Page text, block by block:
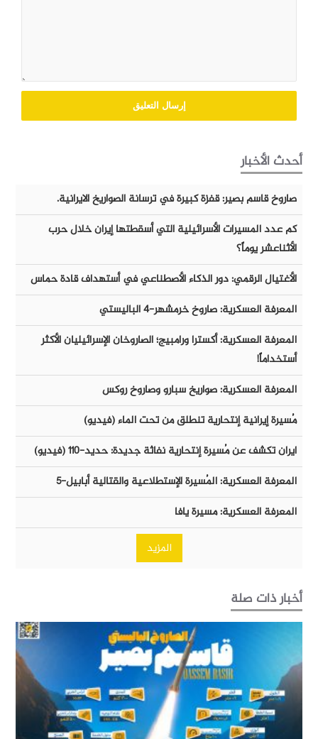
أحدث الأخبار
صاروخ قاسم بصير: قفزة كبيرة في ترسانة الصواريخ الايرانية.
كم عدد المسيرات الأسرائيلية التي أسقطتها إيران خلال حرب
الأثناعشر يوماً؟
الأغتيال الرقمي: دور الذكاء الأصطناعي في أستهداف قادة حماس
المعرفة العسكرية: صاروخ خرمشهر-٤ الباليستي
المعرفة العسكرية: أكسترا ورامبيج؛ الصاروخان الإسرائيليان الأكثر
أستخداماً!
المعرفة العسكرية: صواريخ سبارو وصاروخ روكس
مُسيرة إيرانية إنتحارية تنطلق من تحت الماء (فيديو)
ايران تكشف عن مُسيرة إنتحارية نفاثة جديدة: حديد-١١٠ (فيديو)
المعرفة العسكرية: المُسيرة الإستطلاعية والقتالية أبابيل-٥
المعرفة العسكرية: مسيرة يافا
المزيد
أخبار ذات صلة